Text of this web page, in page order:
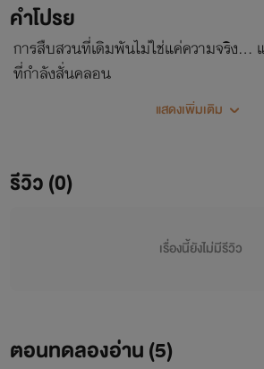
คำโปรย
การสืบสวนที่เดิมพันไม่ใช่แค่ความจริง...
ที่กำลังสั่นคลอน
แสดงเพิ่มเติม
รีวิว (0)
เรื่องนี้ยังไม่มีรีวิว
ตอนทดลองอ่าน (5)